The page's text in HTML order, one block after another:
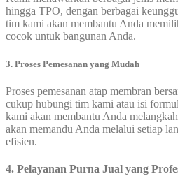
hingga TPO, dengan berbagai
tim kami akan membantu Anda
cocok untuk bangunan Anda.
3. Proses Pemesanan yang Mudah
Proses pemesanan atap membran
cukup hubungi tim kami atau isi
kami akan membantu Anda
akan memandu Anda melalui setiap
efisien.
4. Pelayanan Purna Jual yang